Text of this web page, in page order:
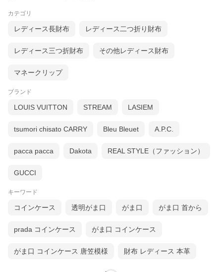
カテゴリ
レディース長財布 レディース二つ折り財布
レディース三つ折財布 その他レディース財布
マネークリップ
ブランド
LOUIS VUITTON STREAM LASIEM
tsumori chisato CARRY Bleu Bleuet A.P.C.
pacca pacca Dakota REAL STYLE（ファッション）
GUCCI
キーワード
コインケース 透明がま口 がま口 がま口 首から
prada コインケース がま口 コインケース
がま口 コインケース 唐笠模様 財布 レディース 本革